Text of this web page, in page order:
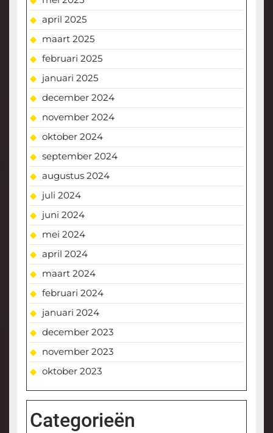
april 2025
maart 2025
februari 2025
januari 2025
december 2024
november 2024
oktober 2024
september 2024
augustus 2024
juli 2024
juni 2024
mei 2024
april 2024
maart 2024
februari 2024
januari 2024
december 2023
november 2023
oktober 2023
Categorieën